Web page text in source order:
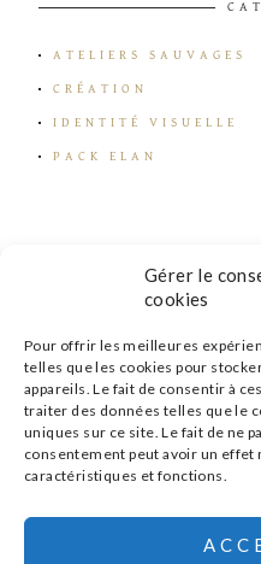
Gérer le
cookies
Pour offrir les meilleures
telles que les cookies pour
appareils. Le fait de consentir à
traiter des données telles que le
uniques sur ce site. Le fait de ne
consentement peut avoir un effet
caractéristiques et fonctions.
ATELIERS SAUVAGES
CRÉATION
IDENTITÉ VISUELLE
PACK ELAN
s'inscrire